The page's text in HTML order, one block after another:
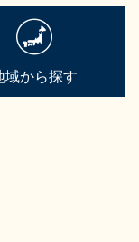
域から探す